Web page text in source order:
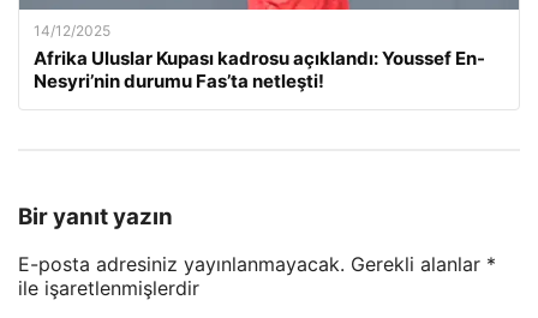
14/12/2025
Afrika Uluslar Kupası kadrosu açıklandı: Youssef En-
Nesyri’nin durumu Fas’ta netleşti!
Bir yanıt yazın
E-posta adresiniz yayınlanmayacak. Gerekli alanlar *
ile işaretlenmişlerdir